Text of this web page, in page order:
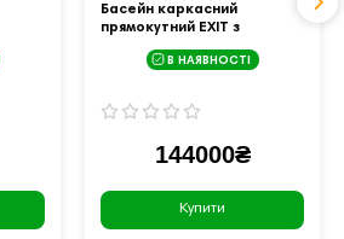
Басейн каркасний
прямокутний EXIT з
"чорна шкіра" фільтр
В НАЯВНОСТІ
144000₴
Купити